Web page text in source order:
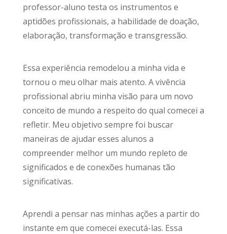
professor-aluno testa os instrumentos e
aptidões profissionais, a habilidade de doação,
elaboração, transformação e transgressão.
Essa experiência remodelou a minha vida e
tornou o meu olhar mais atento. A vivência
profissional abriu minha visão para um novo
conceito de mundo a respeito do qual comecei a
refletir. Meu objetivo sempre foi buscar
maneiras de ajudar esses alunos a
compreender melhor um mundo repleto de
significados e de conexões humanas tão
significativas.
Aprendi a pensar nas minhas ações a partir do
instante em que comecei executá-las. Essa